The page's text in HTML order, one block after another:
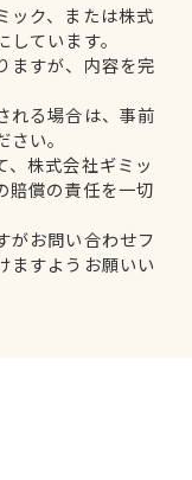
ック、または株式
ています。
ますが、内容を完
れる場合は、事前
い。
、株式会社ギミッ
賠償の責任を一切
がお問い合わせフ
ますようお願いい